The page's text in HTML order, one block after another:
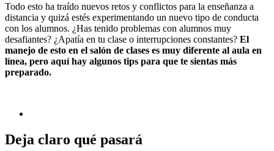
Todo esto ha traído nuevos retos y conflictos para la enseñanza a
distancia y quizá estés experimentando un nuevo tipo de conducta
con los alumnos. ¿Has tenido problemas con alumnos muy
desafiantes? ¿Apatía en tu clase o interrupciones constantes? El
manejo de esto en el salón de clases es muy diferente al aula en
línea, pero aquí hay algunos tips para que te sientas más
preparado.
Deja claro qué pasará